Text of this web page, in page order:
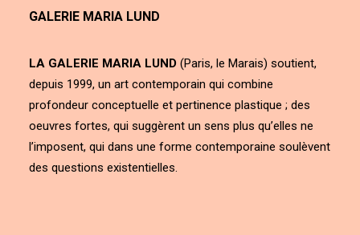
GALERIE MARIA LUND
LA GALERIE MARIA LUND (Paris, le Marais) soutient,
depuis 1999, un art contemporain qui combine
profondeur conceptuelle et pertinence plastique ; des
oeuvres fortes, qui suggèrent un sens plus qu’elles ne
l’imposent, qui dans une forme contemporaine soulèvent
des questions existentielles.